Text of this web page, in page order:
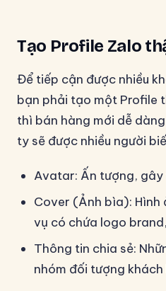
Tạo Profile Zalo
Để tiếp cận được nhiều
bạn phải tạo một Profile
thì bán hàng mới dễ
ty sẽ được nhiều người
Avatar: Ấn tượng, gây
Cover (Ảnh bìa):
vụ có chứa logo
Thông tin chia sẻ:
nhóm đối tượng